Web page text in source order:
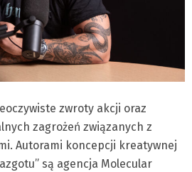
zwroty akcji oraz
zagrożeń związanych z
Autorami koncepcji kreatywnej
są agencja Molecular